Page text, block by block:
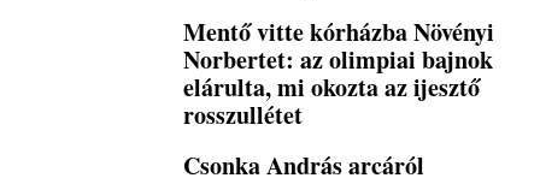
Mentő vitte kórházba Növényi
Norbertet: az olimpiai bajnok
elárulta, mi okozta az ijesztő
rosszullétet
Csonka András arcáról